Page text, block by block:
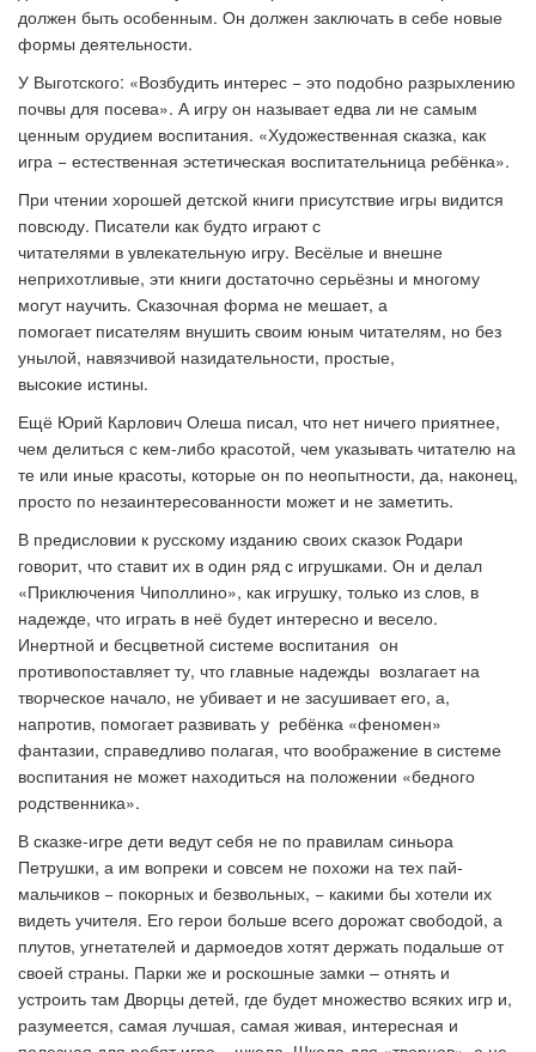
должен быть особенным. Он должен заключать в себе новые
формы деятельности.
У Выготского: «Возбудить интерес − это подобно разрыхлению
почвы для посева». А игру он называет едва ли не самым
ценным орудием воспитания. «Художественная сказка, как
игра − естественная эстетическая воспитательница ребёнка».
При чтении хорошей детской книги присутствие игры видится
повсюду. Писатели как будто играют с
читателями в увлекательную игру. Весёлые и внешне
неприхотливые, эти книги достаточно серьёзны и многому
могут научить. Сказочная форма не мешает, а
помогает писателям внушить своим юным читателям, но без
унылой, навязчивой назидательности, простые,
высокие истины.
Ещё Юрий Карлович Олеша писал, что нет ничего приятнее,
чем делиться с кем-либо красотой, чем указывать читателю на
те или иные красоты, которые он по неопытности, да, наконец,
просто по незаинтересованности может и не заметить.
В предисловии к русскому изданию своих сказок Родари
говорит, что ставит их в один ряд с игрушками. Он и делал
«Приключения Чиполлино», как игрушку, только из слов, в
надежде, что играть в неё будет интересно и весело.
Инертной и бесцветной системе воспитания он
противопоставляет ту, что главные надежды возлагает на
творческое начало, не убивает и не засушивает его, а,
напротив, помогает развивать у ребёнка «феномен»
фантазии, справедливо полагая, что воображение в системе
воспитания не может находиться на положении «бедного
родственника».
В сказке-игре дети ведут себя не по правилам синьора
Петрушки, а им вопреки и совсем не похожи на тех пай-
мальчиков − покорных и безвольных, − какими бы хотели их
видеть учителя. Его герои больше всего дорожат свободой, а
плутов, угнетателей и дармоедов хотят держать подальше от
своей страны. Парки же и роскошные замки – отнять и
устроить там Дворцы детей, где будет множество всяких игр и,
разумеется, самая лучшая, самая живая, интересная и